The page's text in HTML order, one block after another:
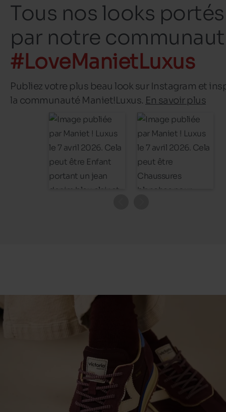
Tous nos looks portés
par notre
#LoveManietLuxus
Publiez votre plus beau look sur Instagram et
la communauté Maniet!Luxus. En savoir plus